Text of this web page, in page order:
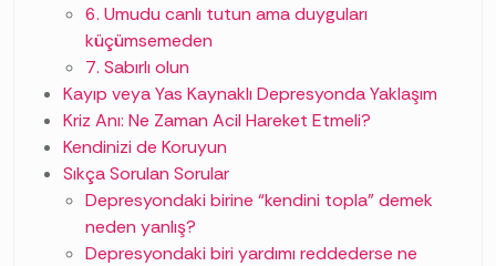
6. Umudu canlı tutun ama duyguları
küçümsemeden
7. Sabırlı olun
Kayıp veya Yas Kaynaklı Depresyonda Yaklaşım
Kriz Anı: Ne Zaman Acil Hareket Etmeli?
Kendinizi de Koruyun
Sıkça Sorulan Sorular
Depresyondaki birine “kendini topla” demek
neden yanlış?
Depresyondaki biri yardımı reddederse ne